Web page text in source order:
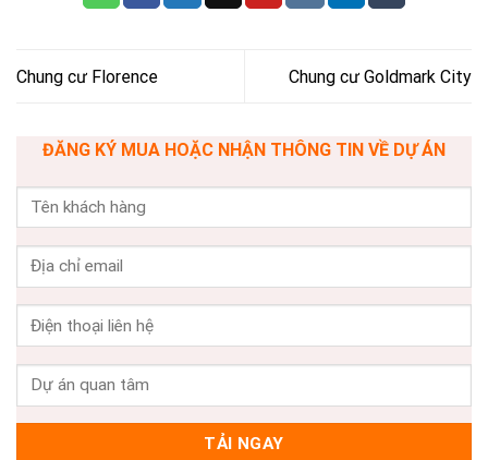
Chung cư Florence Chung cư Goldmark City
ĐĂNG KÝ MUA HOẶC NHẬN THÔNG TIN VỀ DỰ ÁN